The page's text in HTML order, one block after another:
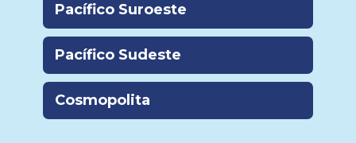
Pacífico Suroeste
Pacífico Sudeste
Cosmopolita